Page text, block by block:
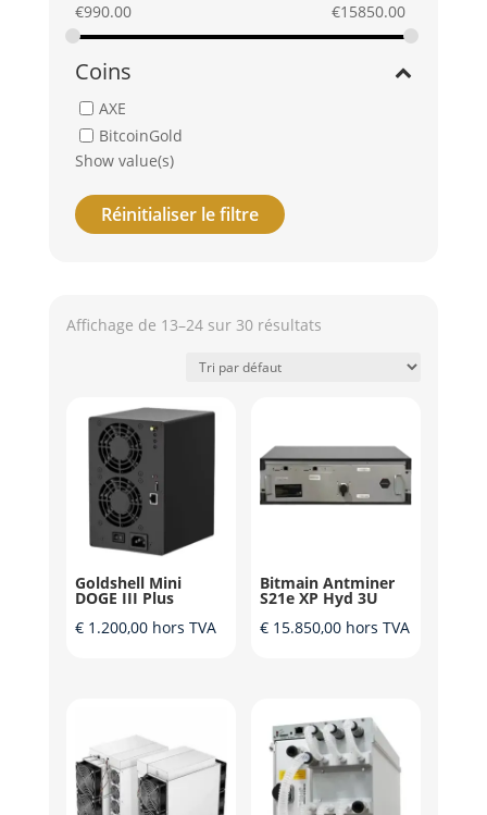
€990.00 €15850.00
Coins
AXE
BitcoinGold
Show value(s)
Réinitialiser le filtre
Affichage de 13–24 sur 30 résultats
Goldshell Mini
DOGE III Plus
€1.200,00 hors TVA
Bitmain Antminer
S21e XP Hyd 3U
€15.850,00 hors TVA